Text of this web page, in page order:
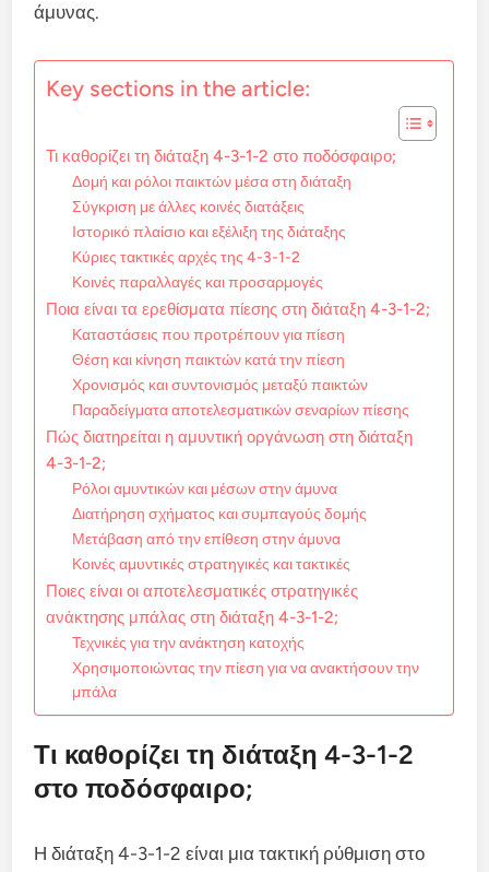
άμυνας.
Key sections in the article:
Τι καθορίζει τη διάταξη 4-3-1-2 στο ποδόσφαιρο;
Δομή και ρόλοι παικτών μέσα στη διάταξη
Σύγκριση με άλλες κοινές διατάξεις
Ιστορικό πλαίσιο και εξέλιξη της διάταξης
Κύριες τακτικές αρχές της 4-3-1-2
Κοινές παραλλαγές και προσαρμογές
Ποια είναι τα ερεθίσματα πίεσης στη διάταξη 4-3-1-2;
Καταστάσεις που προτρέπουν για πίεση
Θέση και κίνηση παικτών κατά την πίεση
Χρονισμός και συντονισμός μεταξύ παικτών
Παραδείγματα αποτελεσματικών σεναρίων πίεσης
Πώς διατηρείται η αμυντική οργάνωση στη διάταξη
4-3-1-2;
Ρόλοι αμυντικών και μέσων στην άμυνα
Διατήρηση σχήματος και συμπαγούς δομής
Μετάβαση από την επίθεση στην άμυνα
Κοινές αμυντικές στρατηγικές και τακτικές
Ποιες είναι οι αποτελεσματικές στρατηγικές
ανάκτησης μπάλας στη διάταξη 4-3-1-2;
Τεχνικές για την ανάκτηση κατοχής
Χρησιμοποιώντας την πίεση για να ανακτήσουν την
μπάλα
Τι καθορίζει τη διάταξη 4-3-1-2
στο ποδόσφαιρο;
Η διάταξη 4-3-1-2 είναι μια τακτική ρύθμιση στο